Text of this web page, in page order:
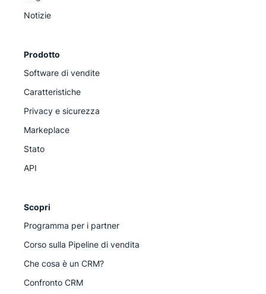
Notizie
Prodotto
Software di vendite
Caratteristiche
Privacy e sicurezza
Markeplace
Stato
API
Scopri
Programma per i partner
Corso sulla Pipeline di vendita
Che cosa è un CRM?
Confronto CRM